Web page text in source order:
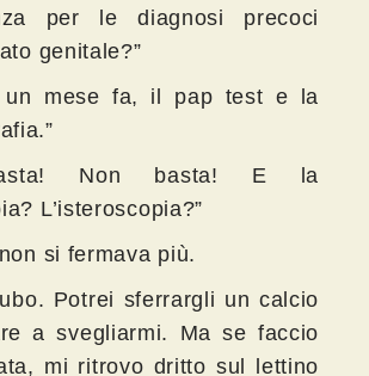
per le diagnosi precoci
genitale?”
un mese fa, il pap test e la
Non basta! E la
L’isteroscopia?”
si fermava più.
Potrei sferrargli un calcio
a svegliarmi. Ma se faccio
mi ritrovo dritto sul lettino